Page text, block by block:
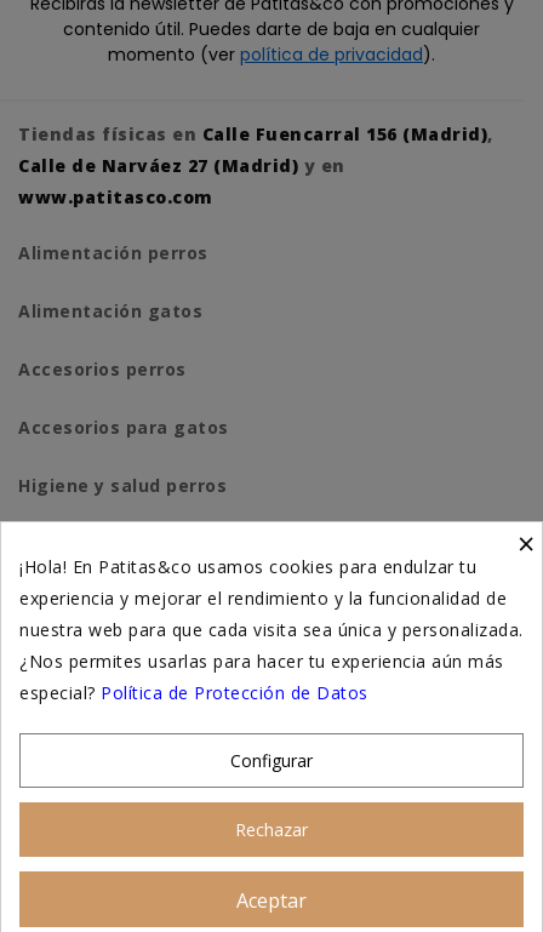
contenido útil. Puedes darte de baja en cualquier
momento (ver política de privacidad).
Tiendas físicas en Calle Fuencarral 156 (Madrid),
Calle de Narváez 27 (Madrid) y en
www.patitasco.com
Alimentación perros
Alimentación gatos
Accesorios perros
Accesorios para gatos
Higiene y salud perros
Suplementación natural
Otros
×
¡Hola! En Patitas&co usamos cookies para endulzar tu
experiencia y mejorar el rendimiento y la funcionalidad de
nuestra web para que cada visita sea única y personalizada.
¿Nos permites usarlas para hacer tu experiencia aún más
especial? Política de Protección de Datos
Configurar
Rechazar
Aceptar